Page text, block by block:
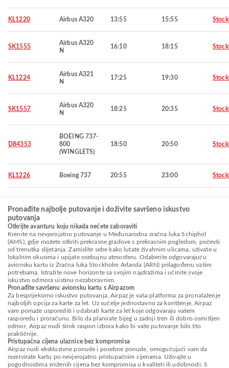
KL1220 Airbus A320 13:55 15:55
SK1555
Airbus A320
N
16:10 18:15
KL1224
Airbus A321
N
17:25 19:30
SK1557
Airbus A320
N
18:25 20:35
D84353
BOEING 737-
800
(WINGLETS)
18:50 20:50
KL1226 Boeing 737 20:55 23:00
Pronađite najbolje putovanje i doživite savršeno iskustvo
putovanja
Otkrijte avanturu koju nikada nećete zaboraviti
Krenite na nevjerojatno putovanje u Međunarodna zračna luka Schiphol
(AMS), gdje možete otkriti prekrasne gradove s prekrasnim pogledom, počevši
od trenutka slijetanja. Zamislite sebe kako lutate živahnim ulicama, uživate u
lokalnim okusima i upijate osebujnu atmosferu. Odaberite odgovarajuću
avionsku kartu iz Zračna luka Stockholm Arlanda (ARN) prilagođenu vašim
potrebama. Istražite nove horizonte sa svojim najdražima i učinite svoje
iskustvo odmora uistinu nezaboravnim.
Pronađite savršenu avionsku kartu s Airpazom
Za besprijekorno iskustvo putovanja, Airpaz je vaša platforma za pronalaženje
najboljih opcija za karte za let. Uz sučelje jednostavno za korištenje, Airpaz
vam pomaže usporediti i odabrati karte za let koje odgovaraju vašem
rasporedu i proračunu. Bilo da planirate bijeg u zadnji tren ili dobro osmišljen
odmor, Airpaz nudi širok raspon izbora kako bi vaše putovanje bilo što
praktičnije.
Pristupačna cijena ulaznice bez kompromisa
Airpaz nudi ekskluzivne ponude i posebne ponude, omogućujući vam da
rezervirate kartu po nevjerojatno pristupačnim cijenama. Uživajte u
pogodnostima sniženih cijena bez kompromisa u kvaliteti ili udobnosti. S